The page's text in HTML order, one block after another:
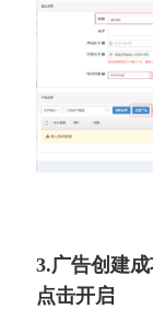
3.广告创建
点击开启